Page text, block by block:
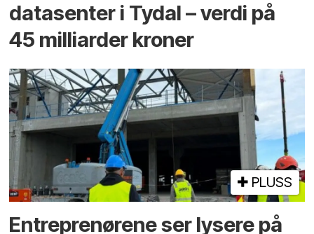
datasenter i Tydal – verdi på
45 milliarder kroner
PLUSS
Entreprenørene ser lysere på